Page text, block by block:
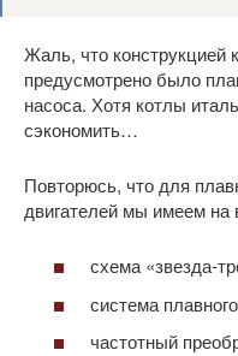
Жаль, что конструкцией
предусмотрено было
насоса. Хотя котлы
сэкономить…
Повторюсь, что для
двигателей мы имеем на
схема «звезда-
система
частотный